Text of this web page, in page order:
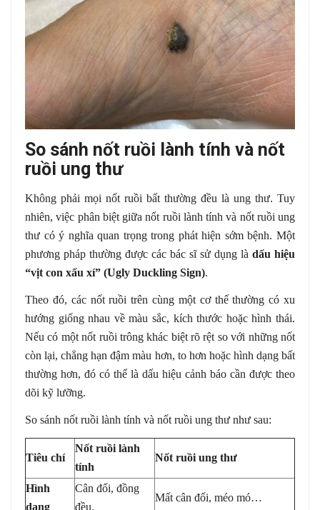
So sánh nốt ruồi lành tính và nốt
ruồi ung thư
Không phải mọi nốt ruồi bất thường đều là ung thư. Tuy
nhiên, việc phân biệt giữa nốt ruồi lành tính và nốt ruồi ung
thư có ý nghĩa quan trọng trong phát hiện sớm bệnh. Một
phương pháp thường được các bác sĩ sử dụng là dấu hiệu
“vịt con xấu xí” (Ugly Duckling Sign).
Theo đó, các nốt ruồi trên cùng một cơ thể thường có xu
hướng giống nhau về màu sắc, kích thước hoặc hình thái.
Nếu có một nốt ruồi trông khác biệt rõ rệt so với những nốt
còn lại, chẳng hạn đậm màu hơn, to hơn hoặc hình dạng bất
thường hơn, đó có thể là dấu hiệu cảnh báo cần được theo
dõi kỹ lưỡng.
So sánh nốt ruồi lành tính và nốt ruồi ung thư như sau:
Tiêu chí
Nốt ruồi lành
tính
Nốt ruồi ung thư
Hình
dạng
Cân đối, đồng
đều.
Mất cân đối, méo mó…